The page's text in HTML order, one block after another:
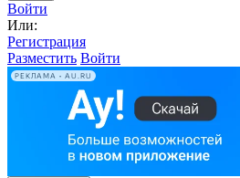
Войти
Или:
Регистрация
Разместить Войти
РЕКЛАМА • AU.RU